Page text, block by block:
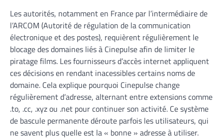
Les autorités, notamment en France par l’intermédiaire de
l’ARCOM (Autorité de régulation de la communication
électronique et des postes), requièrent régulièrement le
blocage des domaines liés à Cinepulse afin de limiter le
piratage films. Les fournisseurs d’accès internet appliquent
ces décisions en rendant inacessibles certains noms de
domaine. Cela explique pourquoi Cinepulse change
régulièrement d’adresse, alternant entre extensions comme
.to, .cc, .xyz ou .net pour continuer son activité. Ce système
de bascule permanente déroute parfois les utilisateurs, qui
ne savent plus quelle est la « bonne » adresse à utiliser.